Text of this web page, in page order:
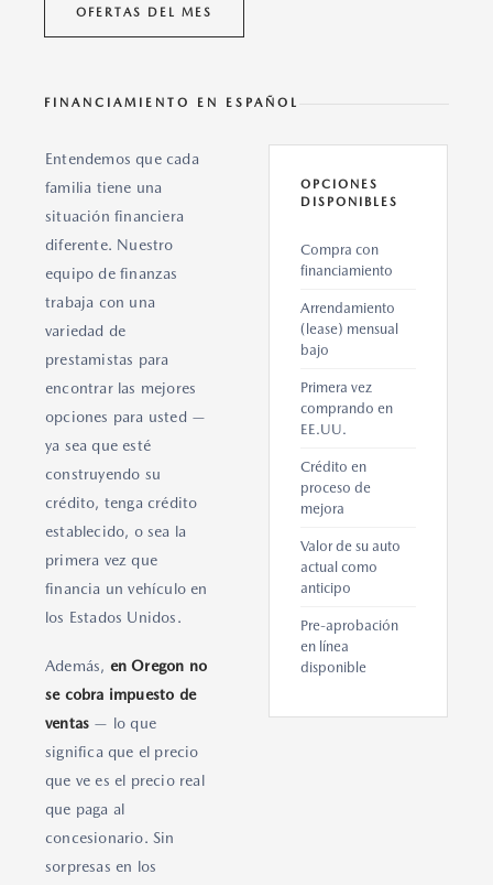
OFERTAS DEL MES
FINANCIAMIENTO EN ESPAÑOL
Entendemos que cada
familia tiene una
situación financiera
diferente. Nuestro
equipo de finanzas
trabaja con una
variedad de
prestamistas para
encontrar las mejores
opciones para usted —
ya sea que esté
construyendo su
crédito, tenga crédito
establecido, o sea la
primera vez que
financia un vehículo en
los Estados Unidos.
Además, en Oregon no
se cobra impuesto de
ventas — lo que
significa que el precio
que ve es el precio real
que paga al
concesionario. Sin
sorpresas en los
OPCIONES
DISPONIBLES
Compra con
financiamiento
Arrendamiento
(lease) mensual
bajo
Primera vez
comprando en
EE.UU.
Crédito en
proceso de
mejora
Valor de su auto
actual como
anticipo
Pre-aprobación
en línea
disponible